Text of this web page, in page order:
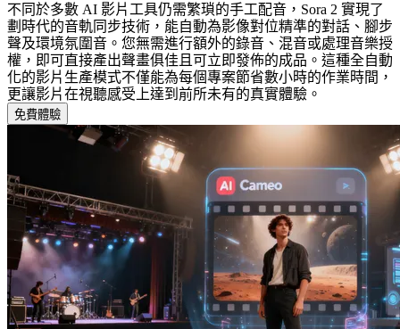
不同於多數 AI 影片工具仍需繁瑣的手工配音，Sora 2 實現了
劃時代的音軌同步技術，能自動為影像對位精準的對話、腳步
聲及環境氛圍音。您無需進行額外的錄音、混音或處理音樂授
權，即可直接產出聲畫俱佳且可立即發佈的成品。這種全自動
化的影片生產模式不僅能為每個專案節省數小時的作業時間，
更讓影片在視聽感受上達到前所未有的真實體驗。
免費體驗